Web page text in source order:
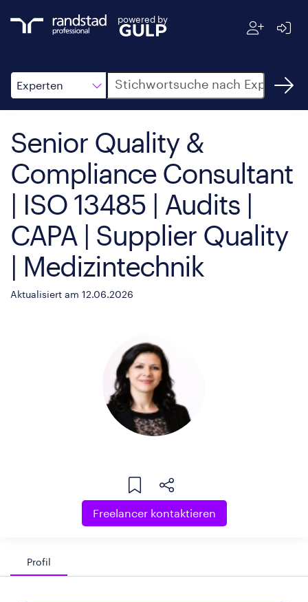
powered by
Experten
Suche
Senior Quality &
Compliance Consultant
| ISO 13485 | Audits |
CAPA | Supplier Quality
| Medizintechnik
Aktualisiert am 12.06.2026
Freelancer kontaktieren
Profil